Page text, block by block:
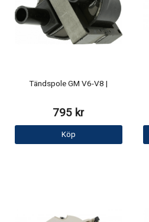
Tändspole GM V6-V8 |
795 kr
Köp